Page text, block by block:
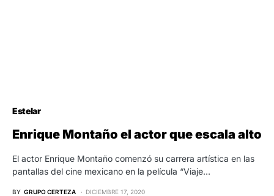
Estelar
Enrique Montaño el actor que escala alto
El actor Enrique Montaño comenzó su carrera artística en las
pantallas del cine mexicano en la película “Viaje…
BY GRUPO CERTEZA DICIEMBRE 17, 2020